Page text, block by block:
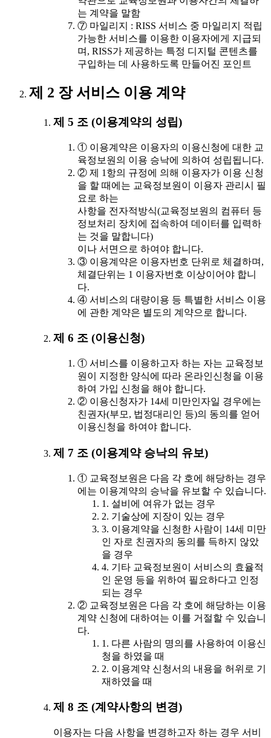
는 계약을 말함
⑦ 마일리지 : RISS 서비스 중 마일리지 적립
가능한 서비스를 이용한 이용자에게 지급되
며, RISS가 제공하는 특정 디지털 콘텐츠를
구입하는 데 사용하도록 만들어진 포인트
제 2 장 서비스 이용 계약
제 5 조 (이용계약의 성립)
① 이용계약은 이용자의 이용신청에 대한 교
육정보원의 이용 승낙에 의하여 성립됩니다.
② 제 1항의 규정에 의해 이용자가 이용 신청
을 할 때에는 교육정보원이 이용자 관리시 필
요로 하는
사항을 전자적방식(교육정보원의 컴퓨터 등
정보처리 장치에 접속하여 데이터를 입력하
는 것을 말합니다)
이나 서면으로 하여야 합니다.
③ 이용계약은 이용자번호 단위로 체결하며,
체결단위는 1 이용자번호 이상이어야 합니
다.
④ 서비스의 대량이용 등 특별한 서비스 이용
에 관한 계약은 별도의 계약으로 합니다.
제 6 조 (이용신청)
① 서비스를 이용하고자 하는 자는 교육정보
원이 지정한 양식에 따라 온라인신청을 이용
하여 가입 신청을 해야 합니다.
② 이용신청자가 14세 미만인자일 경우에는
친권자(부모, 법정대리인 등)의 동의를 얻어
이용신청을 하여야 합니다.
제 7 조 (이용계약 승낙의 유보)
① 교육정보원은 다음 각 호에 해당하는 경우
에는 이용계약의 승낙을 유보할 수 있습니다.
1. 설비에 여유가 없는 경우
2. 기술상에 지장이 있는 경우
3. 이용계약을 신청한 사람이 14세 미만
인 자로 친권자의 동의를 득하지 않았
을 경우
4. 기타 교육정보원이 서비스의 효율적
인 운영 등을 위하여 필요하다고 인정
되는 경우
② 교육정보원은 다음 각 호에 해당하는 이용
계약 신청에 대하여는 이를 거절할 수 있습니
다.
1. 다른 사람의 명의를 사용하여 이용신
청을 하였을 때
2. 이용계약 신청서의 내용을 허위로 기
재하였을 때
제 8 조 (계약사항의 변경)
이용자는 다음 사항을 변경하고자 하는 경우 서비